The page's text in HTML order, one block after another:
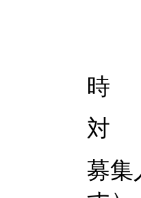
時
対
募集